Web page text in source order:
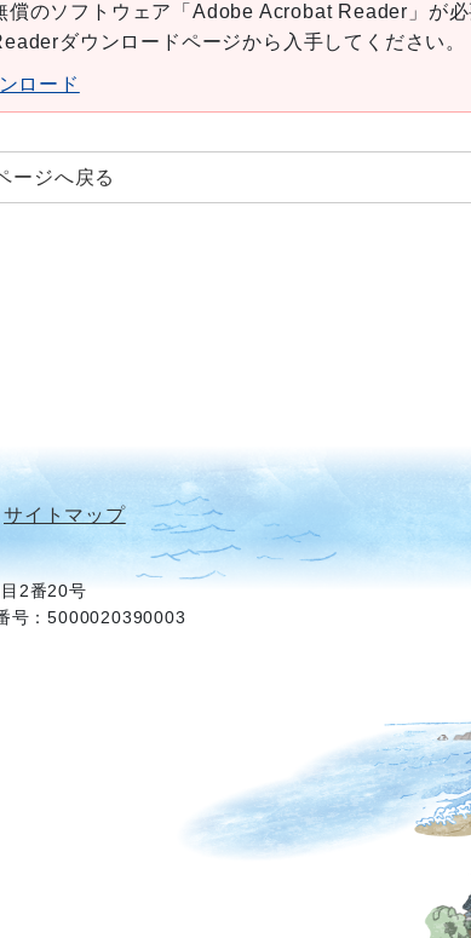
償のソフトウェア「Adobe Acrobat Reader」が
ダウンロードページから入手してください。
ロード
ージへ戻る
サイトマップ
2番20号
号：5000020390003